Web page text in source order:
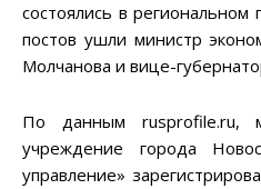
состоялись в региональном
постов ушли министр
Молчанова и вице-
По данным rusprofile.ru,
учреждение города
управление»